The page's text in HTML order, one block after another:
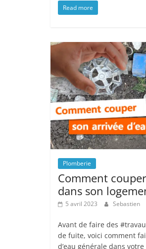
Read more
Plomberie
Comment couper
dans son
5 avril 2023 Sebastien
Avant de faire des
de fuite, voici comment
d’eau générale dans